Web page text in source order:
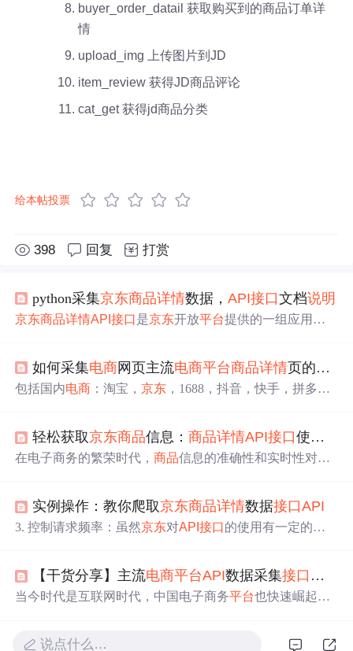
buyer_order_datail 获取购买到的商品订单详
情
upload_img 上传图片到JD
item_review 获得JD商品评论
cat_get 获得jd商品分类
给本帖投票
398 回复 打赏
python采集京东商品详情数据，API接口文档说明
京东商品详情API接口是京东开放平台提供的一组应用程
析、竞品分析、价格监控等应用场景至关重要。
如何采集电商网页主流电商平台商品详情页的爬取|Python获取
包括国内电商 ：淘宝，京东 ，1688，抖音，快手，拼多
商品数一千万亿。这些商品详情页包含的数据，可以作为
数据分析很重要的数据组成部分。那么如何采集主流电商
轻松获取京东商品信息：商品详情API接口使用教程
在电子商务的繁荣时代，商品信息的准确性和实时性对于
的商业价值和市场洞察。本文将为您详细介绍如何使用京
东商品详情API接口，轻松获取京东上的商品信息，并分
实例操作：教你爬取京东商品详情数据接口API
3. 控制请求频率：虽然京东对API接口的使用有一定的限
行。1. 构建URL：根据京东API接口文档，拼接好请求的U
RL。调用京东的商品详情数据API接口需要使用HTTP GE
作的支持，为开发者提供便捷的获取数据的途径。2. 熟悉
【干货分享】主流电商平台API数据采集接口
当今时代是互联网时代，中国电子商务平台也快速崛起，
在人们的视野，有老牌的，同样也有一些新兴的，国内的
说点什么…